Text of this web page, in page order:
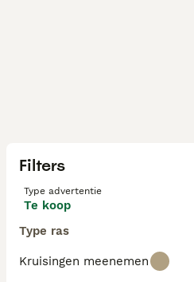
Filters
Type advertentie
Te koop
Type ras
Kruisingen meenemen